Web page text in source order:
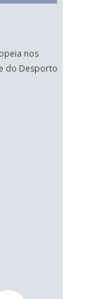
nos
do Desporto